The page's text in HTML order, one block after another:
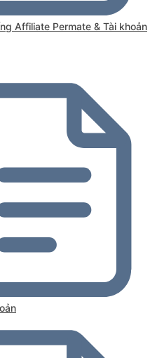
Affiliate Permate & Tài khoản